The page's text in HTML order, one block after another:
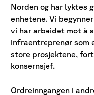
Norden og har lyktes
enhetene. Vi
vi har arbeidet mot å
infraentreprenør som
store prosjektene,
konsernsjef.
Ordreinngangen i